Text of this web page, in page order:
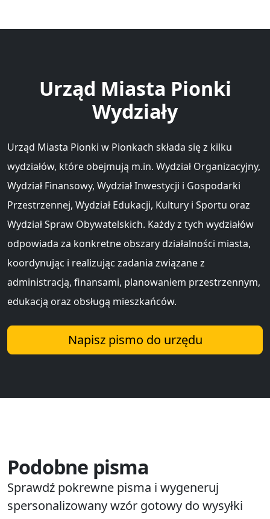
Urząd Miasta Pionki
Wydziały
Urząd Miasta Pionki w Pionkach składa się z kilku
wydziałów, które obejmują m.in. Wydział Organizacyjny,
Wydział Finansowy, Wydział Inwestycji i Gospodarki
Przestrzennej, Wydział Edukacji, Kultury i Sportu oraz
Wydział Spraw Obywatelskich. Każdy z tych wydziałów
odpowiada za konkretne obszary działalności miasta,
koordynując i realizując zadania związane z
administracją, finansami, planowaniem przestrzennym,
edukacją oraz obsługą mieszkańców.
Napisz pismo do urzędu
Podobne pisma
Sprawdź pokrewne pisma i wygeneruj
spersonalizowany wzór gotowy do wysyłki